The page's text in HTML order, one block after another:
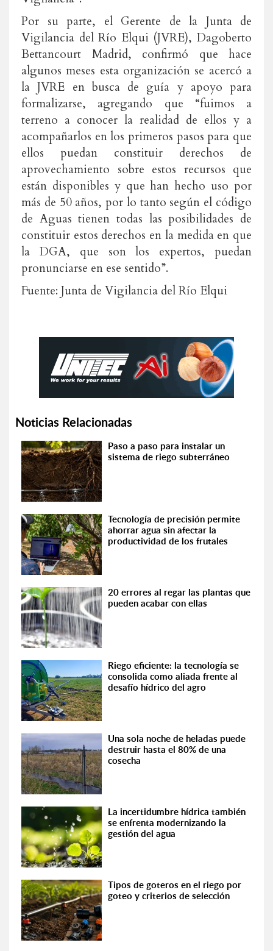
Por su parte, el Gerente de la Junta de
Vigilancia del Río Elqui (JVRE), Dagoberto
Bettancourt Madrid, confirmó que hace
algunos meses esta organización se acercó a
la JVRE en busca de guía y apoyo para
formalizarse, agregando que “fuimos a
terreno a conocer la realidad de ellos y a
acompañarlos en los primeros pasos para que
ellos puedan constituir derechos de
aprovechamiento sobre estos recursos que
están disponibles y que han hecho uso por
más de 50 años, por lo tanto según el código
de Aguas tienen todas las posibilidades de
constituir estos derechos en la medida en que
la DGA, que son los expertos, puedan
pronunciarse en ese sentido”.
Fuente: Junta de Vigilancia del Río Elqui
Noticias Relacionadas
Paso a paso para instalar un
sistema de riego subterráneo
Tecnología de precisión permite
ahorrar agua sin afectar la
productividad de los frutales
20 errores al regar las plantas que
pueden acabar con ellas
Riego eficiente: la tecnología se
consolida como aliada frente al
desafío hídrico del agro
Una sola noche de heladas puede
destruir hasta el 80% de una
cosecha
La incertidumbre hídrica también
se enfrenta modernizando la
gestión del agua
Tipos de goteros en el riego por
goteo y criterios de selección